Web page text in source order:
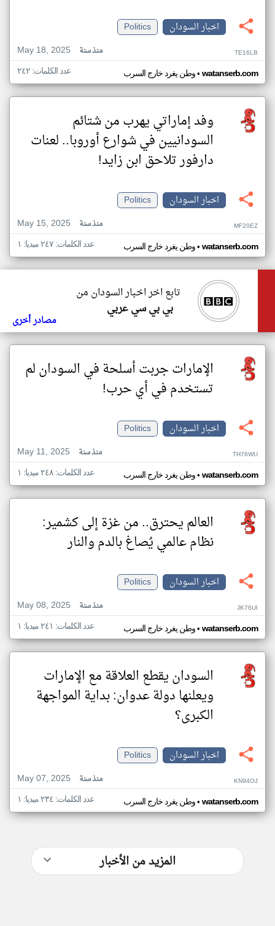
اخبار السودان
Politics
May 18, 2025
منذ سنة TE16LB
وطن يغرد خارج السرب• watanserb.com عدد الكلمات: ٢٤٢
وفد إماراتي يهرب من شتائم
السودانيين في شوارع أوروبا.. لعنات
دارفور تلاحق ابن زايد!
اخبار السودان
Politics
May 15, 2025
منذ سنة MF20EZ
وطن يغرد خارج السرب• watanserb.com عدد الكلمات: ٢٤٧ ميديا: ١
تابع اخر اخبار السودان من
بي بي سي عربي
مصادر أخرى
الإمارات جربت أسلحة في السودان لم
تستخدم في أي حرب!
اخبار السودان
Politics
May 11, 2025
منذ سنة TH76WU
وطن يغرد خارج السرب• watanserb.com عدد الكلمات: ٢٤٨ ميديا: ١
العالم يحترق.. من غزة إلى كشمير:
نظام عالمي يُصاغ بالدم والنار
اخبار السودان
Politics
May 08, 2025
منذ سنة JK76UI
وطن يغرد خارج السرب• watanserb.com عدد الكلمات: ٢٤١ ميديا: ١
السودان يقطع العلاقة مع الإمارات
ويعلنها دولة عدوان: بداية المواجهة
الكبرى؟
اخبار السودان
Politics
May 07, 2025
منذ سنة KN94OJ
وطن يغرد خارج السرب• watanserb.com عدد الكلمات: ٢٣٤ ميديا: ١
المزيد من الأخبار